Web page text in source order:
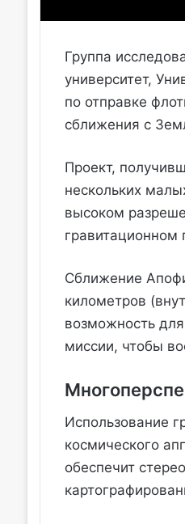
Группа
университет,
по отправке
сближения с
Проект,
нескольких
высоком
гравитационном
Сближение
километров
возможность
миссии, чтобы
Использование
космического
обеспечит